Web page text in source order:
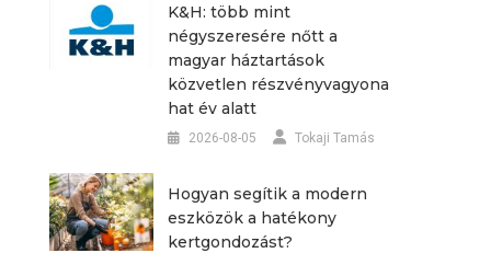
K&H: több mint
négyszeresére nőtt a
magyar háztartások
közvetlen részvényvagyona
hat év alatt
2026-08-05 Tokaji Tamás
Hogyan segítik a modern
eszközök a hatékony
kertgondozást?